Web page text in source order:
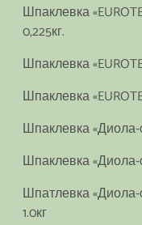
Шпаклевка
0,225кг.
Шпаклевка
Шпаклевка
Шпаклевка «Диола-
Шпаклевка «Диола-
Шпатлевка
1.0кг